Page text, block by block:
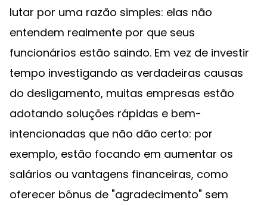
lutar por uma razão simples: elas não
entendem realmente por que seus
funcionários estão saindo. Em vez de investir
tempo investigando as verdadeiras causas
do desligamento, muitas empresas estão
adotando soluções rápidas e bem-
intencionadas que não dão certo: por
exemplo, estão focando em aumentar os
salários ou vantagens financeiras, como
oferecer bônus de "agradecimento" sem